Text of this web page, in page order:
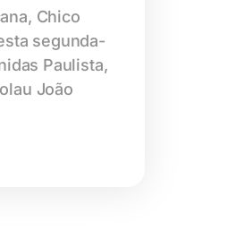
Chico
segunda-
Paulista,
João